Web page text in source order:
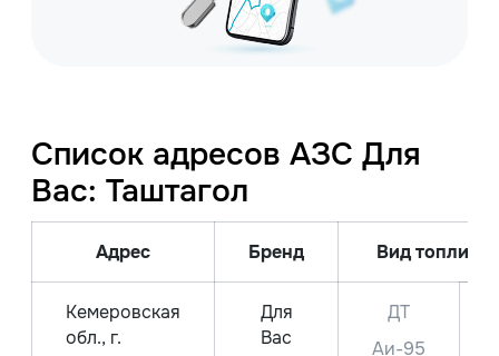
Список адресов АЗС Для
Вас: Таштагол
Адрес Бренд Вид топлива
Кемеровская
обл., г.
Для
Вас
ДТ
Аи-95